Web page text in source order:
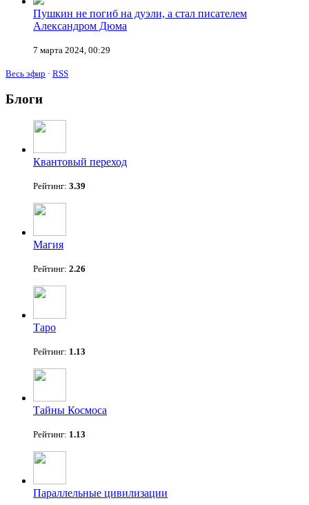
Пушкин не погиб на дуэли, а стал писателем
Александром Дюма
7 марта 2024, 00:29
Весь эфир · RSS
Блоги
Квантовый переход
Рейтинг: 3.39
Магия
Рейтинг: 2.26
Таро
Рейтинг: 1.13
Тайны Космоса
Рейтинг: 1.13
Параллельные цивилизации